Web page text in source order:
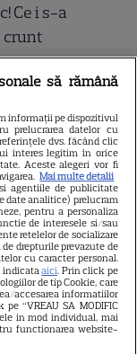
Ce i s-a
crunt
bani de la
părinții,
vârstnic
s-a decis!
procedezi
Ilie Bolojan,
urmă! Toată
acum despre
să rămână
informații pe dispozitivul
prelucrarea datelor cu
dvs. făcând clic
interes legitim în orice
Aceste alegeri vor fi
Mai multe detalii
agentiile de publicitate
date analitice) prelucram
pentru a personaliza
de interesele si/sau
retelelor de socializare
drepturile prevazute de
cu caracter personal.
indicataaici. Prin click pe
de tip Cookie, care
accesarea informatiilor
“VREAU SA MODIFIC
in mod individual, mai
functionarea website-